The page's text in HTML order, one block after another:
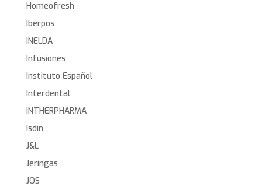
Homeofresh
Iberpos
INELDA
Infusiones
Instituto Español
Interdental
INTHERPHARMA
Isdin
J&L
Jeringas
JOS